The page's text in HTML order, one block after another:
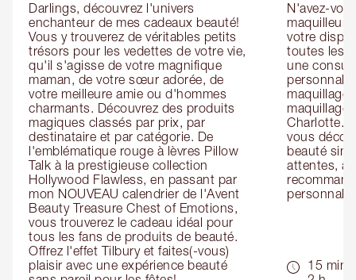
Darlings, découvrez l'univers
enchanteur de mes cadeaux beauté!
Vous y trouverez de véritables petits
trésors pour les vedettes de votre vie,
qu'il s'agisse de votre magnifique
maman, de votre sœur adorée, de
votre meilleure amie ou d'hommes
charmants. Découvrez des produits
magiques classés par prix, par
destinataire et par catégorie. De
l'emblématique rouge à lèvres Pillow
Talk à la prestigieuse collection
Hollywood Flawless, en passant par
mon NOUVEAU calendrier de l'Avent
Beauty Treasure Chest of Emotions,
vous trouverez le cadeau idéal pour
tous les fans de produits de beauté.
Offrez l'effet Tilbury et faites(-vous)
plaisir avec une expérience beauté
N'avez-
maquilleur
votre
toutes les
une
maquillage
maquillage
Charlotte.
vous
beauté
attentes,
15 min -